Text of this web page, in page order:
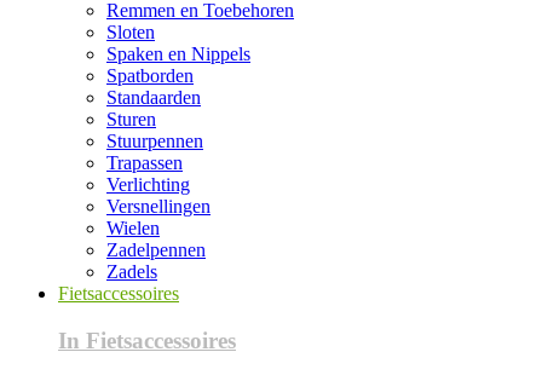
Remmen en Toebehoren
Sloten
Spaken en Nippels
Spatborden
Standaarden
Sturen
Stuurpennen
Trapassen
Verlichting
Versnellingen
Wielen
Zadelpennen
Zadels
Fietsaccessoires
In Fietsaccessoires